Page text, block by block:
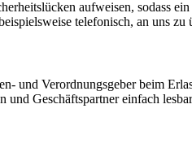
aufweisen, sodass
telefonisch, an uns zu
und Verordnungsgeber beim
Geschäftspartner einfach